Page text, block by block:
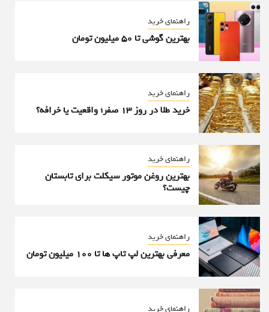
راهنمای خرید
بهترین گوشی تا 50 میلیون تومان
راهنمای خرید
خرید طلا در روز ۱۳ صفر؛ واقعیت یا خرافه؟
راهنمای خرید
بهترین روغن موتور سیکلت برای تابستان
چیست؟
راهنمای خرید
معرفی بهترین لپ تاپ ها تا ۱۰۰ میلیون تومان
راهنمای خرید